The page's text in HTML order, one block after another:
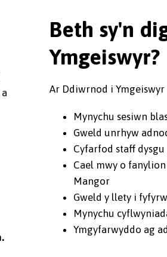
Beth sy'n
Ymgeiswyr?
Ar Ddiwrnod i
Mynychu sesiwn
Gweld unrhyw
Cyfarfod staff
Cael mwy o
Mangor
Gweld y llety i
Mynychu
Ymgyfarwyddo ag